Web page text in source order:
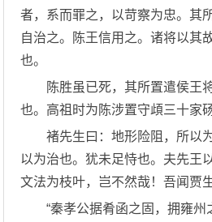
者，系而罪之，以苛察为忠。其
自治之。陈王信用之。诸将以其
也。
陈胜虽已死，其所置遣侯王
也。高祖时为陈涉置守頉三十家
褚先生曰：地形险阻，所以
以为治也。犹未足恃也。夫先王
文法为枝叶，岂不然哉！吾闻贾
“秦孝公据肴函之固，拥雍州